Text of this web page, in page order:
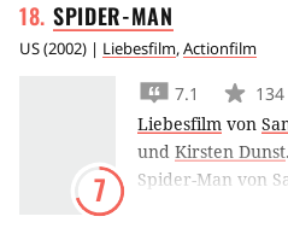
SPIDER-MAN
US(2002) | Liebesfilm,Actionfilm
7
7.1 134
Liebesfilm von
und Kirsten Dunst.
Spider-Man von